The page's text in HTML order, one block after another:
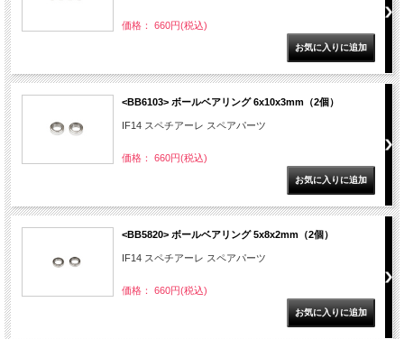
価格： 660円(税込)
<BB6103> ボールベアリング 6x10x3mm（2個）
IF14 スペチアーレ スペアパーツ
価格： 660円(税込)
<BB5820> ボールベアリング 5x8x2mm（2個）
IF14 スペチアーレ スペアパーツ
価格： 660円(税込)